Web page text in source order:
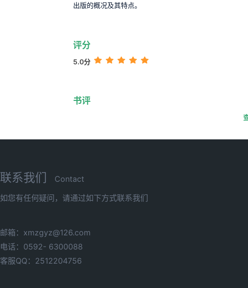
出版的概况及其特点。
评分
5.0分
书评
联系我们
Contact
如您有任何疑问，请通过如下方式联系我们
邮箱：xmzgyz@126.com
电话：0592- 6300088
客服QQ：2512204756